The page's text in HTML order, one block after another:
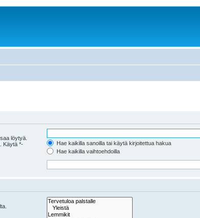
löytyä.
Käytä *-
Hae kaikilla sanoilla tai käytä kirjoitettua hakua
Hae kaikilla vaihtoehdoilla